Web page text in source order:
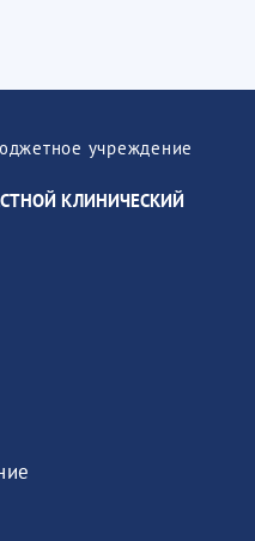
учреждение
КЛИНИЧЕСКИЙ